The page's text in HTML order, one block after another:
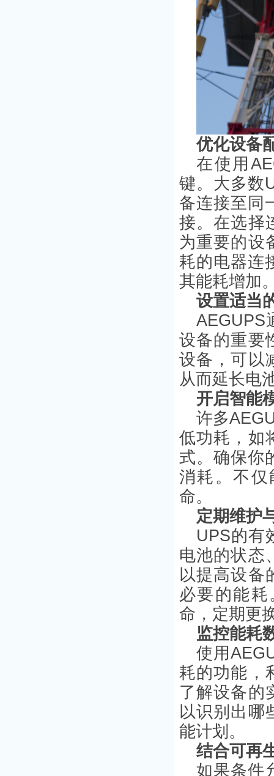
优化设备
在使用
键。大多数
备连接至同
接。在选择
为重要的设
耗的电器连
其能耗增加
设置适当
AEGUPS
设备的重要
设备，可以
从而延长电
开启智能
许多
低功耗，如
式。确保你
消耗。不仅
命。
定期维护
UPS的有
电池的状态
以提高设备
必要的能
命，定期更
监控能耗
使用
耗的功能，
了解设备的
以识别出哪
能计划。
结合可再
如果条件